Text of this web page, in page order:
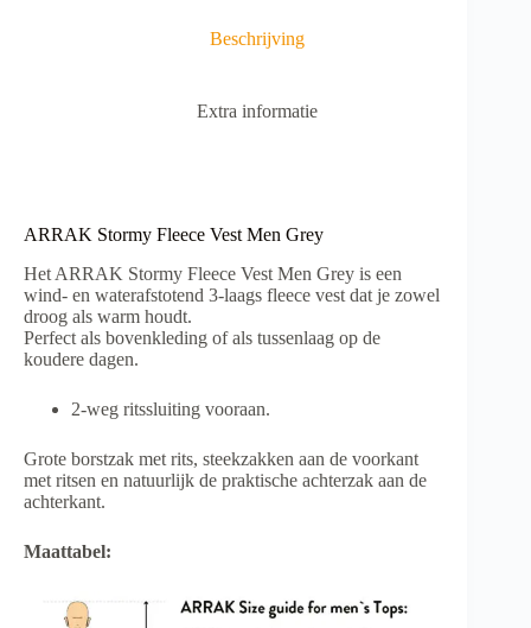
Beschrijving
Extra informatie
ARRAK Stormy Fleece Vest Men Grey
Het ARRAK Stormy Fleece Vest Men Grey is een
wind- en waterafstotend 3-laags fleece vest dat je zowel
droog als warm houdt.
Perfect als bovenkleding of als tussenlaag op de
koudere dagen.
2-weg ritssluiting vooraan.
Grote borstzak met rits, steekzakken aan de voorkant
met ritsen en natuurlijk de praktische achterzak aan de
achterkant.
Maattabel: